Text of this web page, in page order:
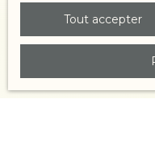
Tout accepter